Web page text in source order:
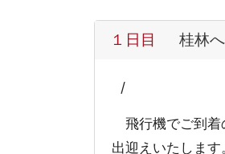
１日目 桂林
/
飛行機でご到着
出迎えいたしま